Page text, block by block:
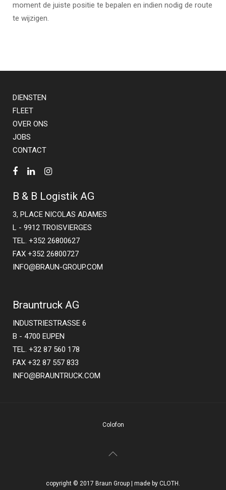
moment de juiste positie te bepalen en indien nodig de route
te wijzigen.
DIENSTEN
FLEET
OVER ONS
JOBS
CONTACT
B & B Logistik AG
3, PLACE NICOLAS ADAMES
L - 9912 TROISVIERGES
TEL. +352 26800627
FAX +352 26800727
INFO@BRAUN-GROUP.COM
Brauntruck AG
INDUSTRIESTRASSE 6
B - 4700 EUPEN
TEL. +32 87 560 178
FAX +32 87 557 833
INFO@BRAUNTRUCK.COM
Colofon
copyright © 2017 Braun Group | made by CLOTH.